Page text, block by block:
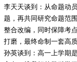
李天天谈到：从命题动
题，再共同研究命题范
整合改编，同时保障考
打磨，最终命制一套高
孙英谈到：高一上学期